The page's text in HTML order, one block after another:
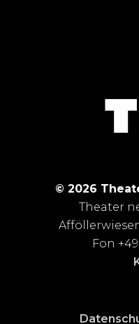
© 2026
Theater
Fon